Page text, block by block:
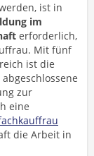
ist in
im
erforderlich,
Mit fünf
ist die
zur
eine
die Arbeit in